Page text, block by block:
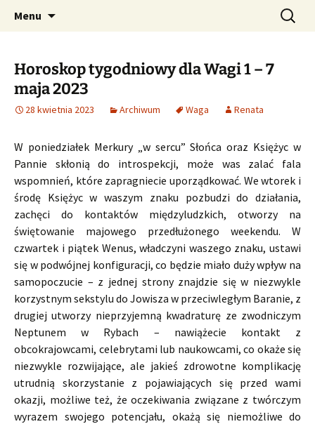
CzaroMarowy horoskop
dzienny, miesięczny i
tygodniowy
Profesjonalne przepowiednie astrologiczne
Menu Szukaj:
Horoskop tygodniowy dla Wagi 1 – 7
maja 2023
28 kwietnia 2023 Archiwum Waga Renata
W poniedziałek Merkury „w sercu” Słońca oraz Księżyc w
Pannie skłonią do introspekcji, może was zalać fala
wspomnień, które zapragniecie uporządkować. We wtorek i
środę Księżyc w waszym znaku pozbudzi do działania,
zachęci do kontaktów międzyludzkich, otworzy na
świętowanie majowego przedłużonego weekendu. W
czwartek i piątek Wenus, władczyni waszego znaku, ustawi
się w podwójnej konfiguracji, co będzie miało duży wpływ na
samopoczucie – z jednej strony znajdzie się w niezwykle
korzystnym sekstylu do Jowisza w przeciwległym Baranie, z
drugiej utworzy nieprzyjemną kwadraturę ze zwodniczym
Neptunem w Rybach – nawiążecie kontakt z
obcokrajowcami, celebrytami lub naukowcami, co okaże się
niezwykle rozwijające, ale jakieś zdrowotne komplikację
utrudnią skorzystanie z pojawiających się przed wami
okazji, możliwe też, że oczekiwania związane z twórczym
wyrazem swojego potencjału, okażą się niemożliwe do